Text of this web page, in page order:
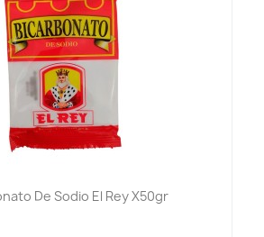
De Sodio El Rey X50gr